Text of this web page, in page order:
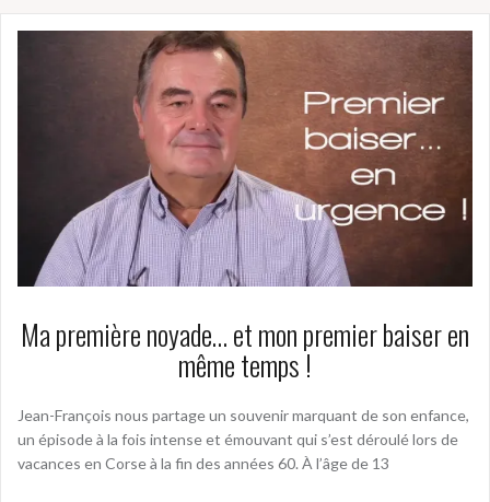
Ma première noyade… et mon premier baiser en
même temps !
Jean-François nous partage un souvenir marquant de son enfance,
un épisode à la fois intense et émouvant qui s’est déroulé lors de
vacances en Corse à la fin des années 60. À l’âge de 13